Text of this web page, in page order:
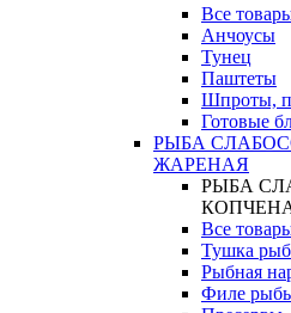
Все
Анчоусы
Тунец
Паштеты
Шпроты,
Готовые
РЫБА
ЖАРЕНАЯ
РЫБА
Все
Тушка
Рыбная
Филе